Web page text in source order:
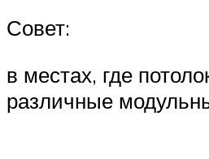
Совет:
в местах, где
различные